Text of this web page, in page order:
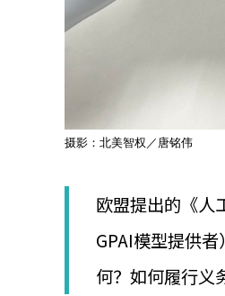
摄影：北美智权／唐铭伟
欧盟提出的《人
GPAI模型提供
何？如何履行义